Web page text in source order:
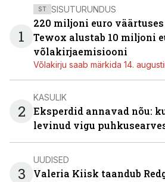
1
ST SISUTURUNDUS
220 miljoni euro
Tewox alustab 10 miljoni
võlakirjaemisiooni
Võlakirju saab märkida 14.
2
KASULIK
Eksperdid annavad nõu:
levinud vigu
3
UUDISED
Valeria Kiisk taandub